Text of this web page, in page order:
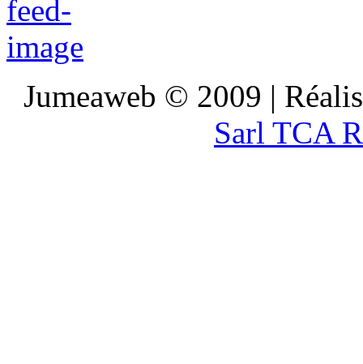
Jumeaweb © 2009 |
Sarl TCA